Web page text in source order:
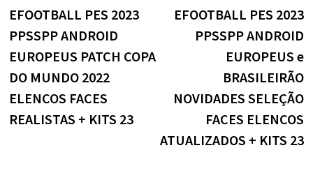
de
Post
post:
EFOOTBALL PES 2023
PPSSPP ANDROID
EUROPEUS PATCH COPA
DO MUNDO 2022
ELENCOS FACES
REALISTAS + KITS 23
EFOOTBALL PES 2023
PPSSPP ANDROID
EUROPEUS e
BRASILEIRÃO
NOVIDADES SELEÇÃO
FACES ELENCOS
ATUALIZADOS + KITS 23